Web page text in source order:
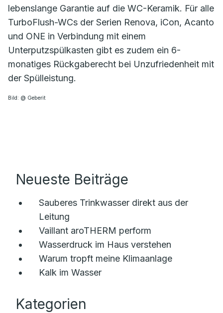
lebenslange Garantie auf die WC-Keramik. Für alle
TurboFlush-WCs der Serien Renova, iCon, Acanto
und ONE in Verbindung mit einem
Unterputzspülkasten gibt es zudem ein 6-
monatiges Rückgaberecht bei Unzufriedenheit mit
der Spülleistung.
Bild: @ Geberit
Neueste Beiträge
Sauberes Trinkwasser direkt aus der
Leitung
Vaillant aroTHERM perform
Wasserdruck im Haus verstehen
Warum tropft meine Klimaanlage
Kalk im Wasser
Kategorien